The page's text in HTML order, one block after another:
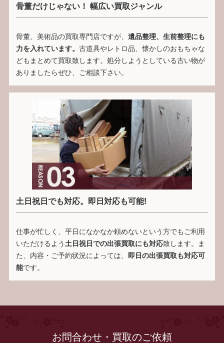
骨董だけじゃない！ 幅広い買取ジャンル
骨董、美術品の買取専門店ですが、 遺品整理、生前整理にも
力を入れています。 古道具やレトロ品、懐かしのおもちゃな
どもまとめて買取致します。処分しようとしている古い物が
ありましたらぜひ、ご相談下さい。
土日祝日でも対応。即日対応も可能!
仕事が忙しく、平日になかなか頼めないという方でもご利用
いただけるよう 土日祝日での出張買取にも対応致します。ま
た、内容・ご予約状況によっては、
即日の出張買取も対応可
能です。
お問合わせ・買取のご依頼